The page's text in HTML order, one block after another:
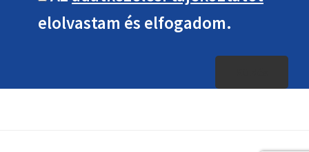
elolvastam és elfogadom.